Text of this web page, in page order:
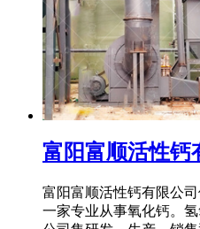
富阳富顺活性钙
富阳富顺活性钙有限公
一家专业从事氧化钙。